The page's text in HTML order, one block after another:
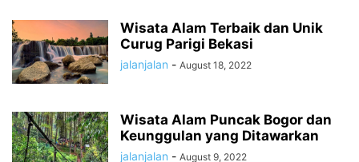
Wisata Alam Terbaik dan Unik
Curug Parigi Bekasi
jalanjalan - August 18, 2022
Wisata Alam Puncak Bogor dan
Keunggulan yang Ditawarkan
jalanjalan - August 9, 2022